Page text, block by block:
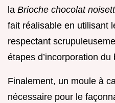
la Brioche chocolat
fait réalisable en utilisant
respectant
étapes d’incorporation du
Finalement, un moule à
nécessaire pour le